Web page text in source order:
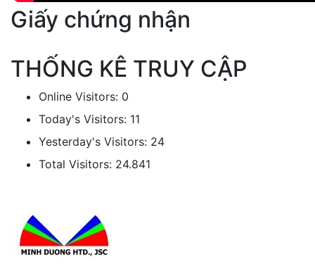
Giấy chứng nhận
THỐNG KÊ TRUY CẬP
Online Visitors: 0
Today's Visitors: 11
Yesterday's Visitors: 24
Total Visitors: 24.841